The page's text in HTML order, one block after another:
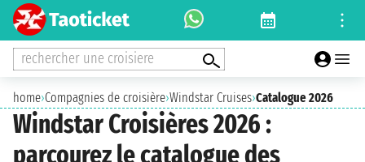
rechercher une croisiere
home›Compagnies de croisière›Windstar Cruises›Catalogue 2026
Windstar Croisières 2026 :
parcourez le catalogue des